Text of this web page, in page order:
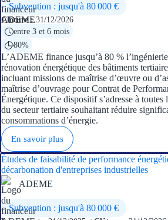
Subvention : jusqu'à 80 000 €
Clôture :31/12/2026
entre 3 et 6 mois
80%
L’ADEME finance jusqu’à 80 %
rénovation énergétique des bâtiments
incluant missions de maîtrise d’œuvre ou
maîtrise d’ouvrage pour Contrat de
Énergétique. Ce dispositif s’adresse à toutes
du secteur tertiaire souhaitant réduire
consommations d’énergie.
En savoir plus
Études de faisabilité de performance
décarbonation d'entreprises industrielles
ADEME
Subvention : jusqu'à 80 000 €